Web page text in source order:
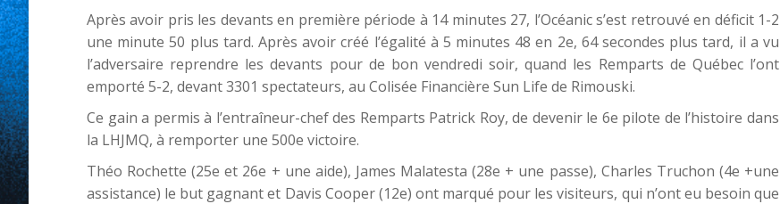
Après avoir pris les devants en première période à 14 minutes 27, l’Océanic s’est retrouvé en déficit 1-2
une minute 50 plus tard. Après avoir créé l’égalité à 5 minutes 48 en 2e, 64 secondes plus tard, il a vu
l’adversaire reprendre les devants pour de bon vendredi soir, quand les Remparts de Québec l’ont
emporté 5-2, devant 3301 spectateurs, au Colisée Financière Sun Life de Rimouski.
Ce gain a permis à l’entraîneur-chef des Remparts Patrick Roy, de devenir le 6e pilote de l’histoire dans
la LHJMQ, à remporter une 500e victoire.
Théo Rochette (25e et 26e + une aide), James Malatesta (28e + une passe), Charles Truchon (4e +une
assistance) le but gagnant et Davis Cooper (12e) ont marqué pour les visiteurs, qui n’ont eu besoin que